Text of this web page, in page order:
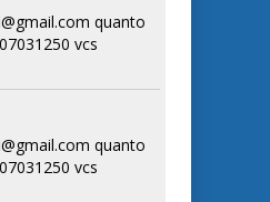
quanto
vcs
quanto
vcs